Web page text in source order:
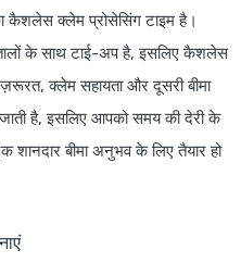
क्लेम प्रोसेसिंग टाइम है।
के साथ टाई-अप है, इसलिए कैशलेस
क्लेम सहायता और दूसरी बीमा
है, इसलिए आपको समय की देरी के
बीमा अनुभव के लिए तैयार हो